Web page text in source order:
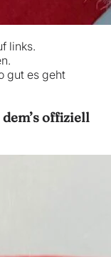
links.
gut es geht
offiziell